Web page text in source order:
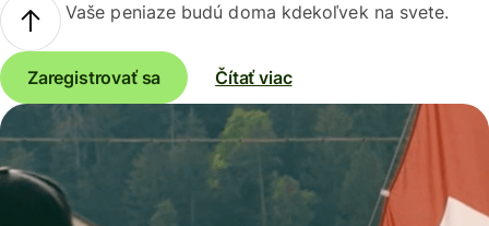
Vaše peniaze budú doma kdekoľvek na svete.
Zaregistrovať sa Čítať viac